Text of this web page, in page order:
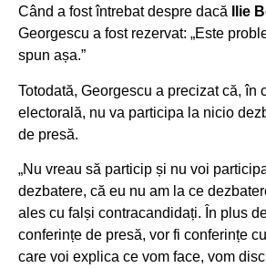
Când a fost întrebat despre dacă Ilie
Georgescu a fost rezervat: „Este
spun așa.”
Totodată, Georgescu a precizat că, în
electorală, nu va participa la nicio
de presă.
„Nu vreau să particip și nu voi
dezbatere, că eu nu am la ce
ales cu falși contracandidați. În plus
conferințe de presă, vor fi conferințe
care voi explica ce vom face, vom